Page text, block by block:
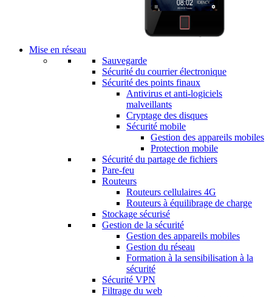
Mise en réseau
Sauvegarde
Sécurité du courrier électronique
Sécurité des points finaux
Antivirus et anti-logiciels
malveillants
Cryptage des disques
Sécurité mobile
Gestion des appareils mobiles
Protection mobile
Sécurité du partage de fichiers
Pare-feu
Routeurs
Routeurs cellulaires 4G
Routeurs à équilibrage de charge
Stockage sécurisé
Gestion de la sécurité
Gestion des appareils mobiles
Gestion du réseau
Formation à la sensibilisation à la
sécurité
Sécurité VPN
Filtrage du web